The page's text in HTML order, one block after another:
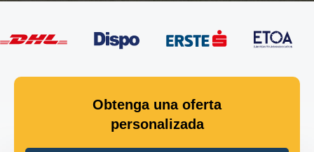
Obtenga una oferta
personalizada